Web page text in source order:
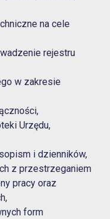
na cele
rejestru
w zakresie
Urzędu,
i dzienników,
z przestrzeganiem
pracy oraz
form